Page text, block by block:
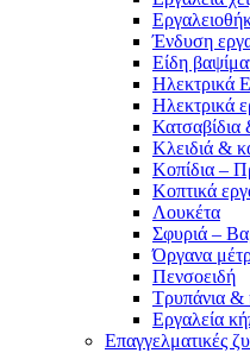
Ένδυση
Είδη
Ηλεκτρικά
Ηλεκτρικά
Κατσαβίδια
Κλειδιά &
Κοπίδια –
Κοπτικά
Λουκέτα
Σφυριά –
Όργανα
Πενσοειδή
Τρυπάνια &
Εργαλεία
Επαγγελματικές